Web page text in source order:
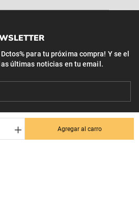
＋ Agregar al carro
para tu próxima compra! Y se el
últimas noticias en tu email.